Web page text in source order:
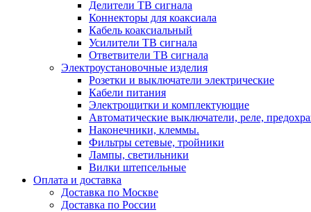
Делители ТВ сигнала
Коннекторы для коаксиала
Кабель коаксиальный
Усилители ТВ сигнала
Ответвители ТВ сигнала
Электроустановочные изделия
Розетки и выключатели электрические
Кабели питания
Электрощитки и комплектующие
Автоматические выключатели, реле,
Наконечники, клеммы.
Фильтры сетевые, тройники
Лампы, светильники
Вилки штепсельные
Оплата и доставка
Доставка по Москве
Доставка по России